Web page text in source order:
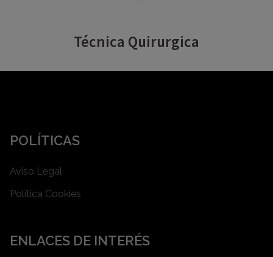
Técnica Quirurgica
POLÍTICAS
Aviso Legal
Política Cookies
ENLACES DE INTERÉS